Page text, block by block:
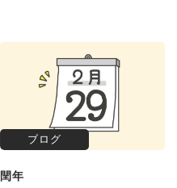
ブログ
閏年